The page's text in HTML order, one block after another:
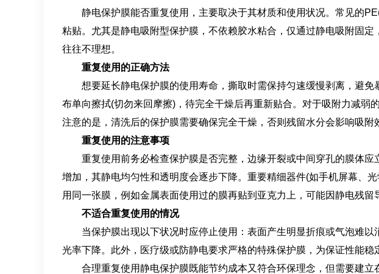
静电保护膜能否重复使用，主要取决于其材质和使用状况。常见的
粘贴。尤其是静电吸附型保护膜，不依赖胶水粘合，仅通过静电吸附固
往往不理想。
重复使用的正确方法
想要延长静电保护膜的使用寿命，撕取时需保持匀速缓慢剥离，避免
布单向擦拭(切勿来回摩擦)，待完全干燥后再重新贴合。对于吸附力减
注意的是，清洗后的保护膜需要确保完全干燥，否则残留水分会影响吸附
重复使用的注意事项
重复使用前务必检查保护膜是否完整，边缘开裂或中间穿孔的膜体应
增加，其静电均匀性和透明度会逐步下降。重要精细器件(如手机屏幕、
用同一张膜，例如金属表面使用过的膜再贴到亚克力上，可能因静电残留
不适合重复使用的情况
当保护膜出现以下状况时应停止使用：表面产生明显折痕或气泡难以
光率下降。此外，医疗级或防静电要求严格的特殊保护膜，为保证性能稳
合理重复使用静电保护膜既能节约成本又符合环保理念，但需要建立